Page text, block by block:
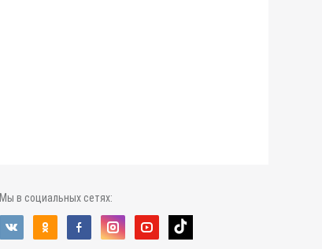
Мы в социальных сетях: